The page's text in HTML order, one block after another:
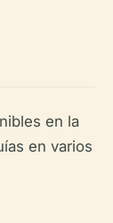
en la
en varios